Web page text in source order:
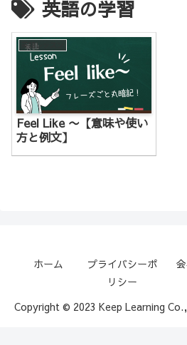
英語の学習
英語レッスン
Feel Like 〜【意味や使い
方と例文】
ホーム
プライバシーポ
リシー
Copyright © 2023 Keep Learning